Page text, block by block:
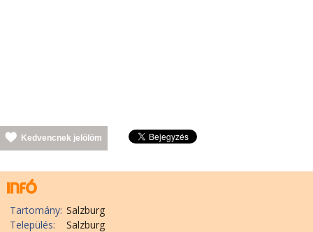
Kedvencnek jelölöm
Tartomány: Salzburg
Település:
Salzburg